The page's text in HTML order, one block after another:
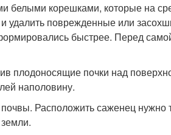
белыми корешками, которые на
удалить поврежденные или
быстрее. Перед
плодоносящие почки над
наполовину.
Расположить саженец нужно